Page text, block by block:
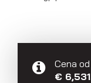
Cena od
€